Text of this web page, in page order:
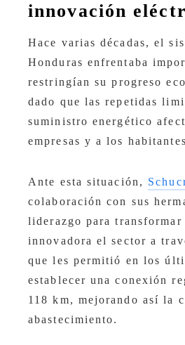
innovación
Hace varias décadas, el
Honduras enfrentaba
restringían su progreso
dado que las repetidas
suministro energético
empresas y a los
Ante esta situación,
colaboración con sus
liderazgo para transformar
innovadora el sector a
que les permitió en los
establecer una conexión
118 km, mejorando así la
abastecimiento.